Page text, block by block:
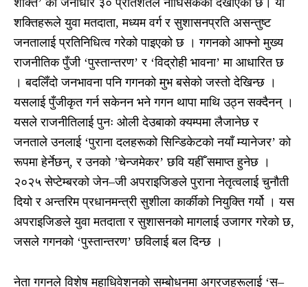
शक्ति’ को जनाधार ३० प्रतिशतले नाघिसकेको देखाएको छ। यी
शक्तिहरूले युवा मतदाता, मध्यम वर्ग र सुशासनप्रति असन्तुष्ट
जनतालाई प्रतिनिधित्व गरेको पाइएको छ । गगनको आफ्नो मुख्य
राजनीतिक पुँजी ‘पुस्तान्तरण’ र ‘विद्रोही भावना’ मा आधारित छ
। बदलिँदो जनभावना पनि गगनको मुभ बसेको जस्तो देखिन्छ ।
यसलाई पुँजीकृत गर्न सकेनन भने गगन थापा माथि उठ्न सक्दैनन् ।
यसले राजनीतिलाई पुनः ओली देउबाको क्यम्पमा लैजानेछ र
जनताले उनलाई ‘पुराना दलहरूको सिन्डिकेटको नयाँ म्यानेजर’ को
रूपमा हेर्नेछन्, र उनको ’चेन्जमेकर’ छवि यहीँ समाप्त हुनेछ ।
२०२५ सेप्टेम्बरको जेन–जी अपराइजिङले पुराना नेतृत्वलाई चुनौती
दियो र अन्तरिम प्रधानमन्त्री सुशीला कार्कीको नियुक्ति गर्यो । यस
अपराइजिङले युवा मतदाता र सुशासनको मागलाई उजागर गरेको छ,
जसले गगनको ‘पुस्तान्तरण’ छविलाई बल दिन्छ ।
नेता गगनले विशेष महाधिवेशनको सम्बोधनमा अग्रजहरूलाई ‘स–